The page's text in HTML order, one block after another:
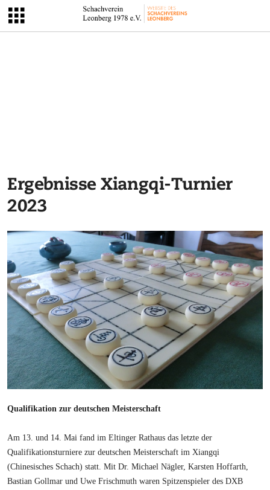
Ergebnisse Xiangqi-Turnier
2023
Qualifikation zur deutschen Meisterschaft
Am 13. und 14. Mai fand im Eltinger Rathaus das letzte der
Qualifikationsturniere zur deutschen Meisterschaft im Xiangqi
(Chinesisches Schach) statt. Mit Dr. Michael Nägler, Karsten Hoffarth,
Bastian Gollmar und Uwe Frischmuth waren Spitzenspieler des DXB